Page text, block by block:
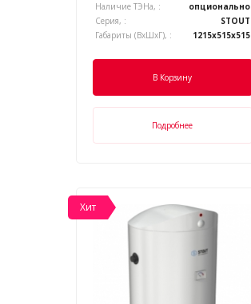
Наличие ТЭНа, :
опционально
Серия, :
STOUT
Габариты (ВхШхГ), :
1215х515х515
В Корзину
Подробнее
Хит